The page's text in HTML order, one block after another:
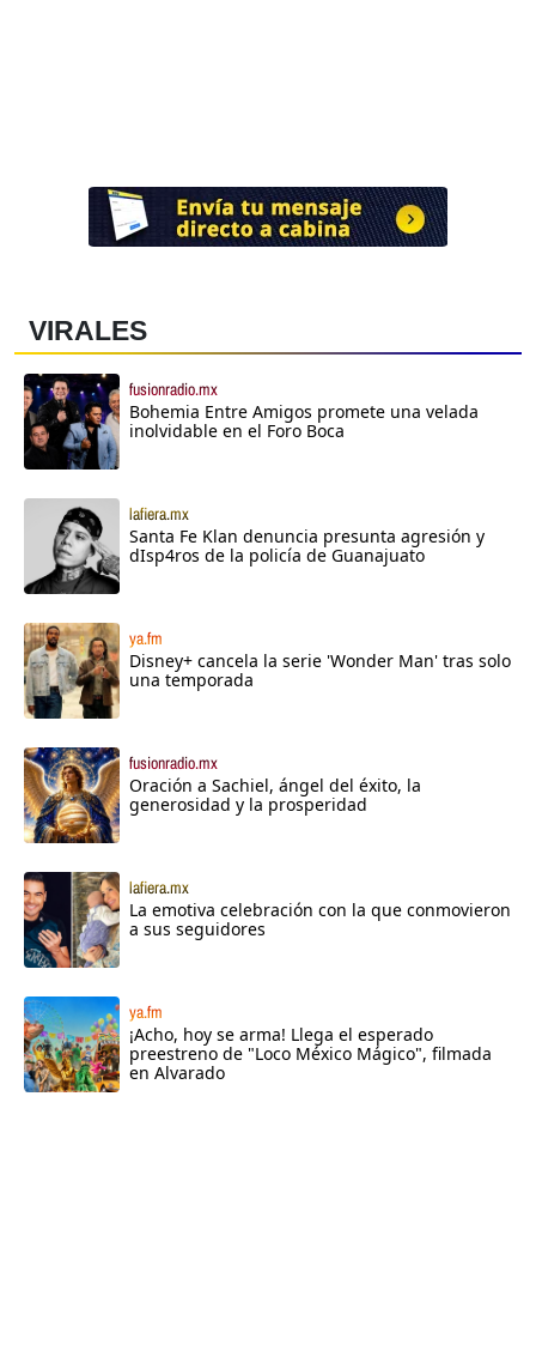
VIRALES
fusionradio.mx
Bohemia Entre Amigos promete una velada
inolvidable en el Foro Boca
lafiera.mx
Santa Fe Klan denuncia presunta agresión y
dIsp4ros de la policía de Guanajuato
ya.fm
Disney+ cancela la serie 'Wonder Man' tras solo
una temporada
fusionradio.mx
Oración a Sachiel, ángel del éxito, la
generosidad y la prosperidad
lafiera.mx
La emotiva celebración con la que conmovieron
a sus seguidores
ya.fm
¡Acho, hoy se arma! Llega el esperado
preestreno de "Loco México Mágico", filmada
en Alvarado